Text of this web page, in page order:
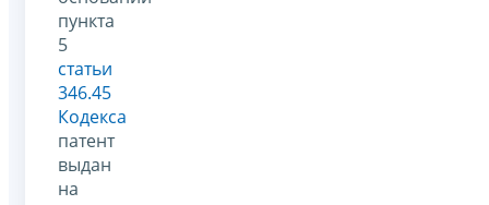
пункта
5
статьи
346.45
Кодекса
патент
выдан
на